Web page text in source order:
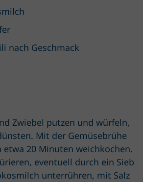
nach Geschmack
Zwiebel putzen und würfeln,
Mit der Gemüsebrühe
20 Minuten weichkochen.
eventuell durch ein Sieb
unterrühren, mit Salz